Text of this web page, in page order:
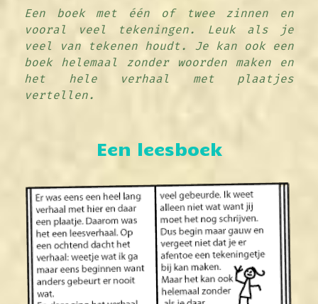
Een boek met één of twee zinnen en
vooral veel tekeningen. Leuk als je
veel van tekenen houdt. Je kan ook een
boek helemaal zonder woorden maken en
het hele verhaal met plaatjes
vertellen.
Een leesboek